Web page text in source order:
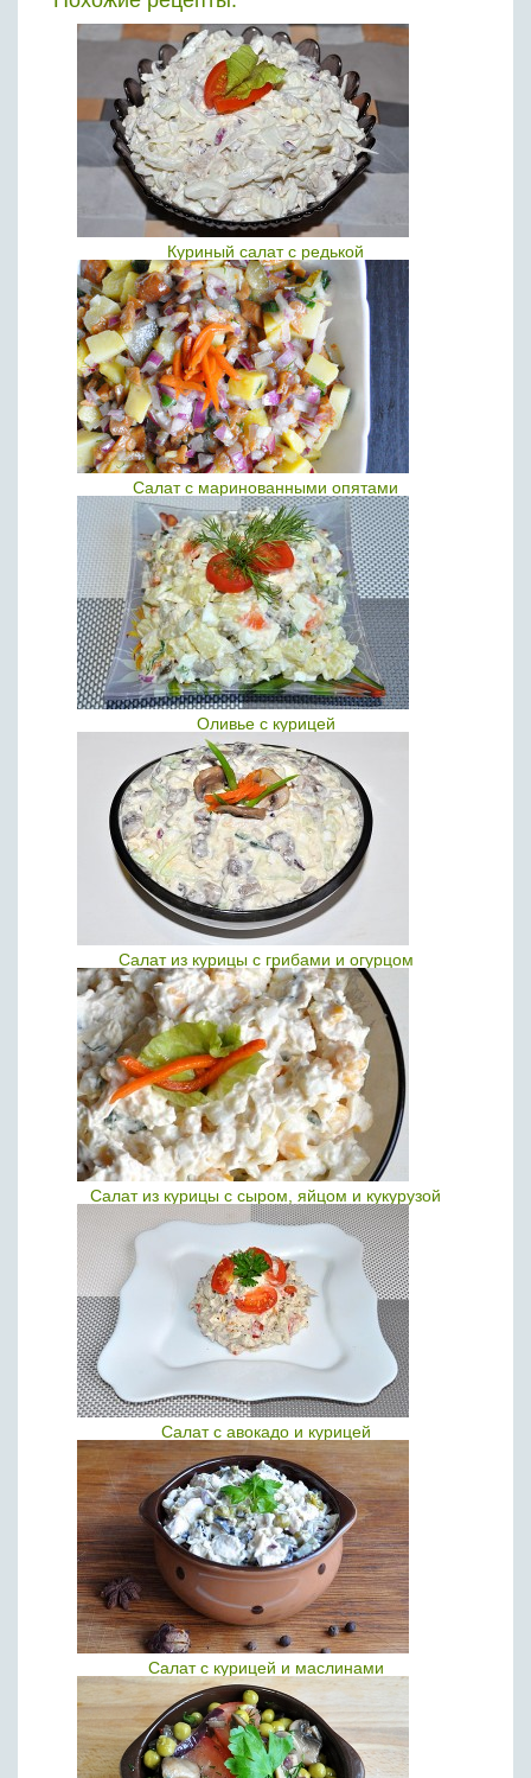
Куриный салат с редькой
Салат с маринованными опятами
Оливье с курицей
Салат из курицы с грибами и огурцом
Салат из курицы с сыром, яйцом и кукурузой
Салат с авокадо и курицей
Салат с курицей и маслинами